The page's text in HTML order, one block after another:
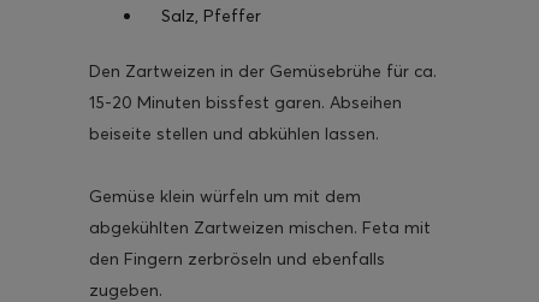
Salz, Pfeffer
Den Zartweizen in der Gemüsebrühe für ca.
15-20 Minuten bissfest garen. Abseihen
beiseite stellen und abkühlen lassen.
Gemüse klein würfeln um mit dem
abgekühlten Zartweizen mischen. Feta mit
den Fingern zerbröseln und ebenfalls
zugeben.